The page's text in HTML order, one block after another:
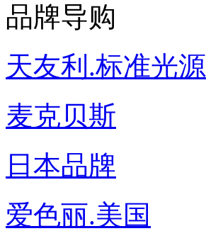
品牌导购
天友利.标准光源
麦克贝斯
日本品牌
爱色丽.美国